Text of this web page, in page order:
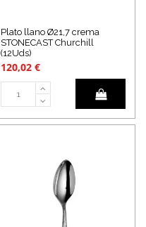
Plato llano Ø21,7 crema
STONECAST Churchill
(12Uds)
120,02 €